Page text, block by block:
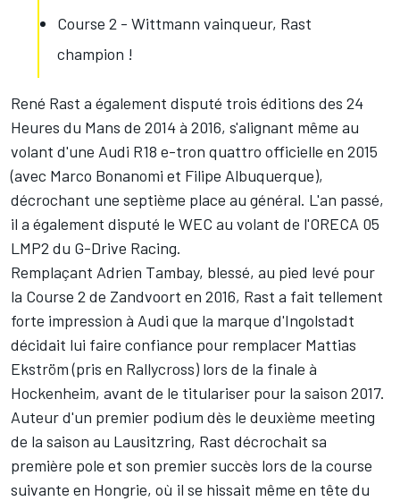
Course 2 - Wittmann vainqueur, Rast
champion !
René Rast a également disputé trois éditions des 24
Heures du Mans de 2014 à 2016, s'alignant même au
volant d'une Audi R18 e-tron quattro officielle en 2015
(avec Marco Bonanomi et Filipe Albuquerque),
décrochant une septième place au général. L'an passé,
il a également disputé le WEC au volant de l'ORECA 05
LMP2 du G-Drive Racing.
Remplaçant Adrien Tambay, blessé, au pied levé pour
la Course 2 de Zandvoort en 2016, Rast a fait tellement
forte impression à Audi que la marque d'Ingolstadt
décidait lui faire confiance pour remplacer Mattias
Ekström (pris en Rallycross) lors de la finale à
Hockenheim, avant de le titulariser pour la saison 2017.
Auteur d'un premier podium dès le deuxième meeting
de la saison au Lausitzring, Rast décrochait sa
première pole et son premier succès lors de la course
suivante en Hongrie, où il se hissait même en tête du